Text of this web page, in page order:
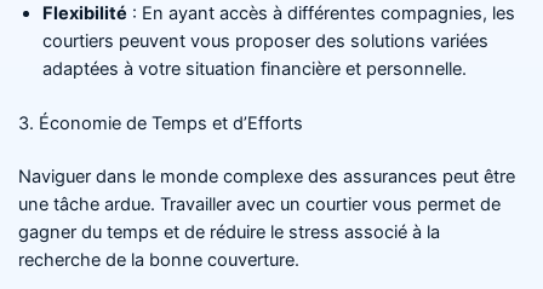
Flexibilité : En ayant accès à différentes compagnies, les
courtiers peuvent vous proposer des solutions variées
adaptées à votre situation financière et personnelle.
3. Économie de Temps et d’Efforts
Naviguer dans le monde complexe des assurances peut être
une tâche ardue. Travailler avec un courtier vous permet de
gagner du temps et de réduire le stress associé à la
recherche de la bonne couverture.